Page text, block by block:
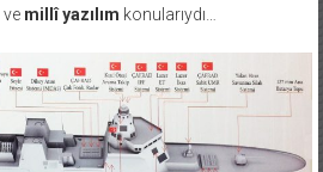
ve millî yazılım konularıydı…